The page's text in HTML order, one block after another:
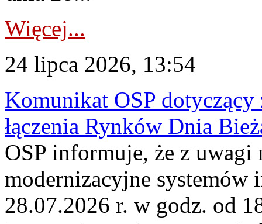
Więcej...
24 lipca 2026, 13:54
Komunikat OSP dotyczący
łączenia Rynków Dnia
OSP informuje, że z uwagi
modernizacyjne
28.07.2026 r. w godz. od